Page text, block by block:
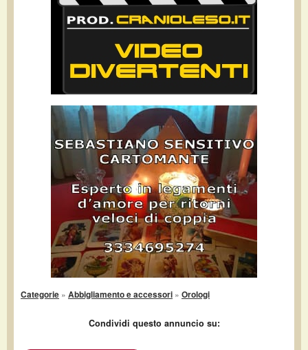
Categorie » Abbigliamento e accessori » Orologi
Condividi questo annuncio su: